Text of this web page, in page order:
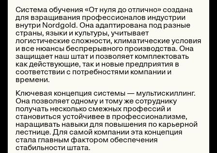
Система обучения «От нуля до отлично» создана
для взращивания профессионалов индустрии
внутри Nordgold. Она адаптирована под разные
страны, языки и культуры, учитывает
логистические сложности, климатические условия
и все нюансы беспрерывного производства. Она
защищает наш штат и позволяет комплектовать
как действующие, так и новые предприятия в
соответствии с потребностями компании и
времени.
Ключевая концепция системы — мультискиллинг.
Она позволяет одному и тому же сотруднику
получать несколько смежных профессий и
становиться устойчивее в профессионализме,
наращивать навыки для повышения по карьерной
лестнице. Для самой компании эта концепция
стала главным фактором обеспечения
стабильности штата.